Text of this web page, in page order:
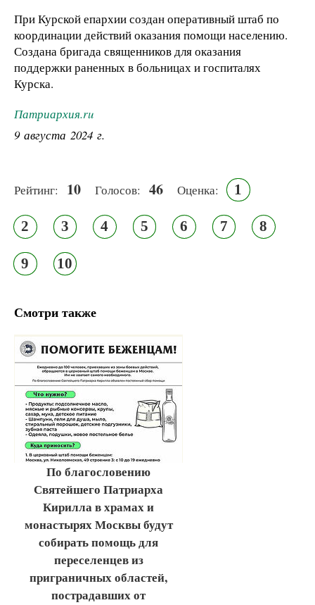
При Курской епархии создан оперативный штаб по
координации действий оказания помощи населению.
Создана бригада священников для оказания
поддержки раненных в больницах и госпиталях
Курска.
Патриархия.ru
9 августа 2024 г.
Рейтинг: 10 Голосов: 46 Оценка: 1
2 3 4 5 6 7 8
9 10
Смотри также
По благословению
Святейшего Патриарха
Кирилла в храмах и
монастырях Москвы будут
собирать помощь для
переселенцев из
приграничных областей,
пострадавших от